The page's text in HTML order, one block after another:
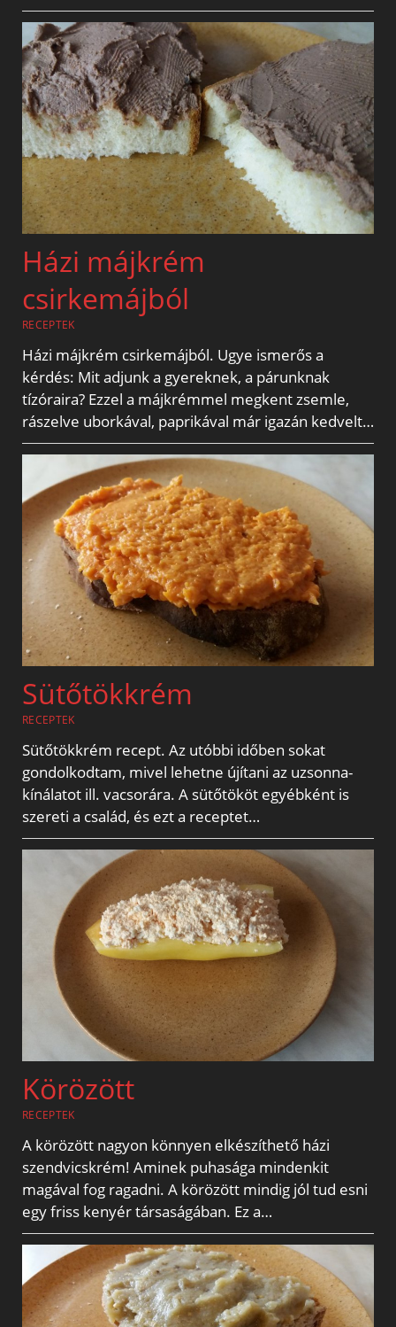
Házi májkrém
csirkemájból
RECEPTEK
Házi májkrém csirkemájból. Ugye ismerős a
kérdés: Mit adjunk a gyereknek, a párunknak
tízóraira? Ezzel a májkrémmel megkent zsemle,
rászelve uborkával, paprikával már igazán kedvelt…
Sütőtökkrém
RECEPTEK
Sütőtökkrém recept. Az utóbbi időben sokat
gondolkodtam, mivel lehetne újítani az uzsonna-
kínálatot ill. vacsorára. A sütőtököt egyébként is
szereti a család, és ezt a receptet…
Körözött
RECEPTEK
A körözött nagyon könnyen elkészíthető házi
szendvicskrém! Aminek puhasága mindenkit
magával fog ragadni. A körözött mindig jól tud esni
egy friss kenyér társaságában. Ez a…